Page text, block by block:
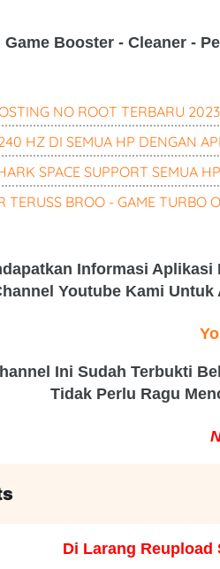
Game Booster - Cleaner -
NO ROOT TERBARU
HZ DI SEMUA HP DENGAN
SPACE SUPPORT SEMUA
TERUSS BROO - GAME TURBO
Informasi
Youtube Kami
Ini Sudah Terbukti
Tidak Perlu Ragu
Di Larang